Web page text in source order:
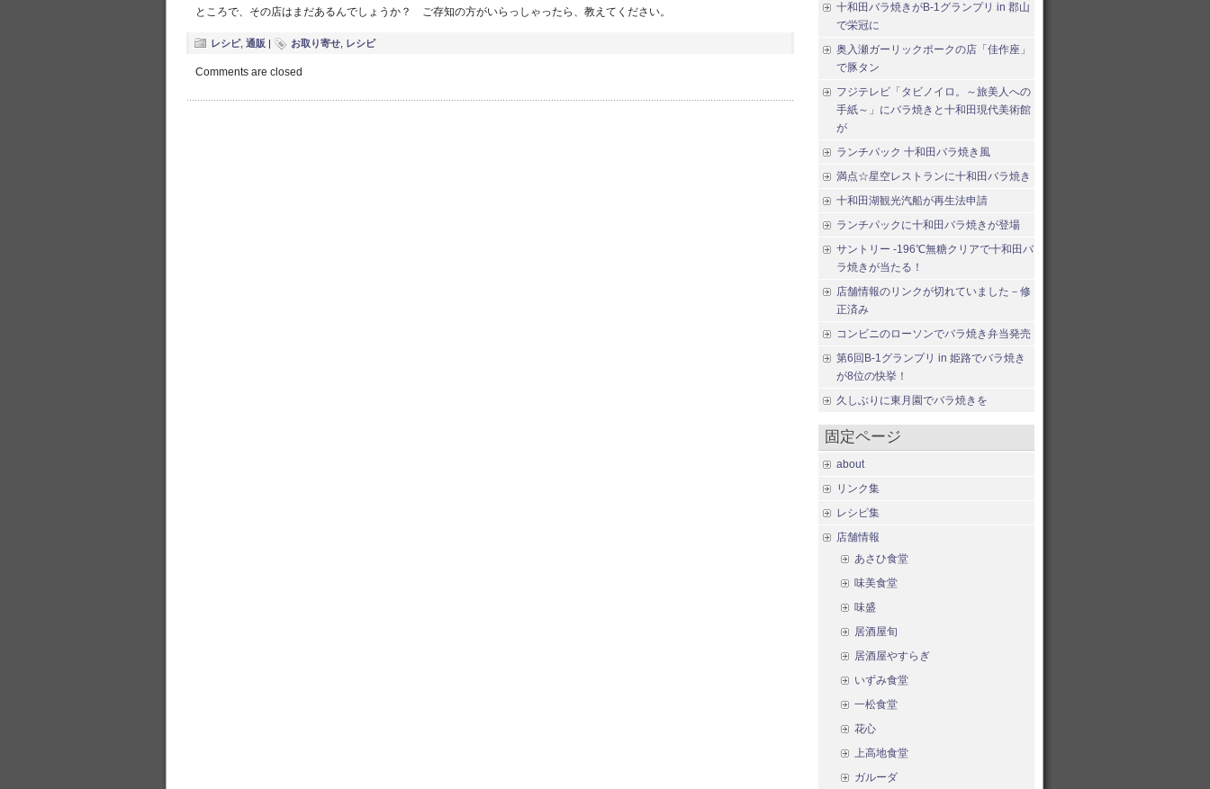
ところで、その店はまだあるんでしょうか？ ご存知の方がいらっしゃったら、教えてください。
レシピ, 通販 | お取り寄せ レシピ
Comments are closed
十和田バラ焼きがB-1グランプリ in 郡山
で栄冠に
奥入瀬ガーリックポークの店「佳作座」
で豚タン
フジテレビ「タビノイロ。～旅美人への
手紙～」にバラ焼きと十和田現代美術館
が
ランチパック 十和田バラ焼き風
満点☆星空レストランに十和田バラ焼き
十和田湖観光汽船が再生法申請
ランチパックに十和田バラ焼きが登場
サントリー -196℃無糖クリアで十和田バ
ラ焼きが当たる！
店舗情報のリンクが切れていました－修
正済み
コンビニのローソンでバラ焼き弁当発売
第6回B-1グランプリ in 姫路でバラ焼き
が8位の快挙！
久しぶりに東月園でバラ焼きを
固定ページ
about
リンク集
レシピ集
店舗情報
あさひ食堂
味美食堂
味盛
居酒屋旬
居酒屋やすらぎ
いずみ食堂
一松食堂
花心
上高地食堂
ガルーダ